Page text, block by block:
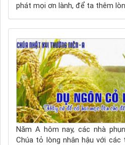
phát mọi ơn lành, để ta thêm
Năm A hôm nay, các nhà
Chúa tỏ lòng nhân hậu với các